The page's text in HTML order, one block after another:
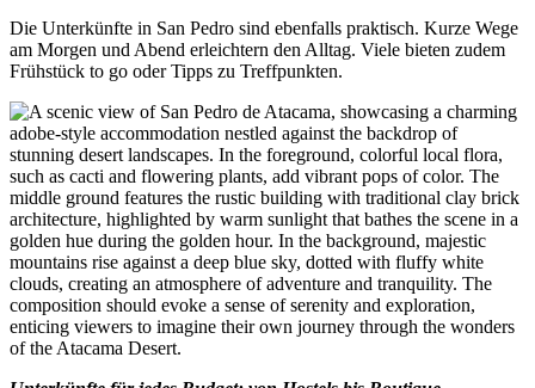
Die Unterkünfte in San Pedro sind ebenfalls praktisch. Kurze Wege
am Morgen und Abend erleichtern den Alltag. Viele bieten zudem
Frühstück to go oder Tipps zu Treffpunkten.